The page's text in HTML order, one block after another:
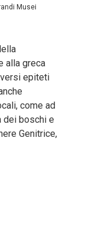
Musei
alla greca
epiteti
come ad
dei boschi e
Genitrice,